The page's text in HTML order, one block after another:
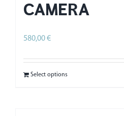
CAMERA
580,00€
Select options